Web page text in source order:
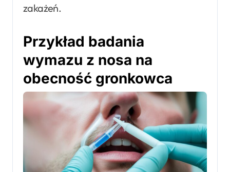
zakażeń.
Przykład badania
wymazu z nosa na
obecność gronkowca